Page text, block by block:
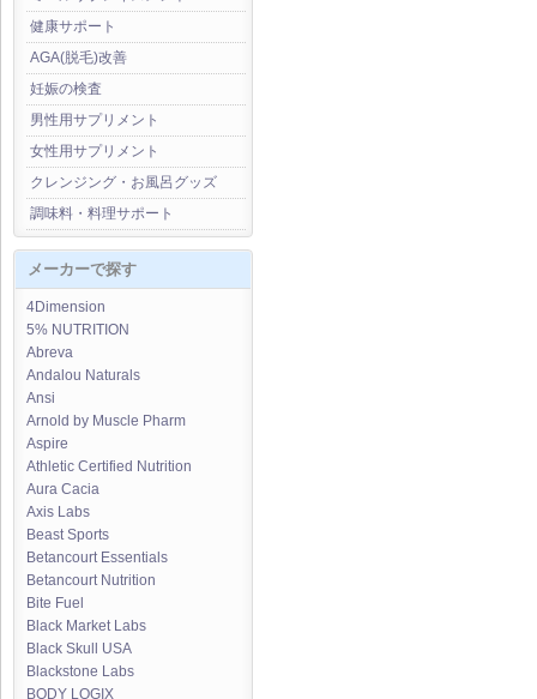
健康サポート
AGA(脱毛)改善
妊娠の検査
男性用サプリメント
女性用サプリメント
クレンジング・お風呂グッズ
調味料・料理サポート
メーカーで探す
4Dimension
5% NUTRITION
Abreva
Andalou Naturals
Ansi
Arnold by Muscle Pharm
Aspire
Athletic Certified Nutrition
Aura Cacia
Axis Labs
Beast Sports
Betancourt Essentials
Betancourt Nutrition
Bite Fuel
Black Market Labs
Black Skull USA
Blackstone Labs
BODY LOGIX